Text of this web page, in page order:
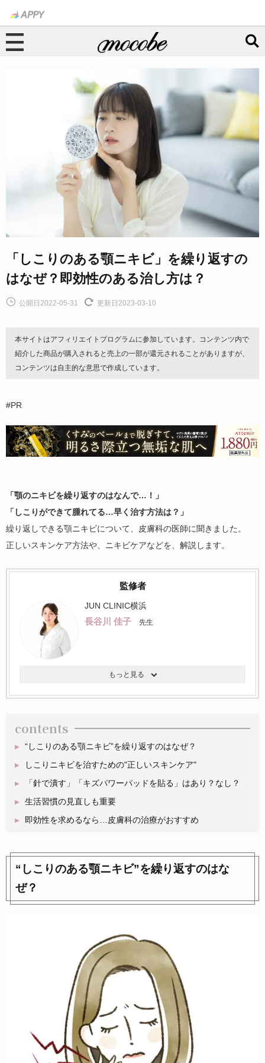
「しこりのある顎ニキビ」を繰り返すの
はなぜ？即効性のある治し方は？
公開日2022-05-31 更新日2023-03-10
本サイトはアフィリエイトプログラムに参加しています。コンテンツ内で
紹介した商品が購入されると売上の一部が還元されることがありますが、
コンテンツは自主的な意思で作成しています。
#PR
「顎のニキビを繰り返すのはなんで…！」
「しこりができて腫れてる…早く治す方法は？」
繰り返しできる顎ニキビについて、皮膚科の医師に聞きました。
正しいスキンケア方法や、ニキビケアなどを、解説します。
監修者
JUN CLINIC横浜
長谷川 佳子 先生
contents
“しこりのある顎ニキビ”を繰り返すのはなぜ？
しこりニキビを治すための"正しいスキンケア"
「針で潰す」「キズパワーパッドを貼る」はあり？なし？
生活習慣の見直しも重要
即効性を求めるなら…皮膚科の治療がおすすめ
“しこりのある顎ニキビ”を繰り返すのはな
ぜ？